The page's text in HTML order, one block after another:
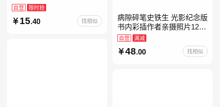
自营 限时抢
15.40 找相似
病隙碎笔史铁生 光影纪念版
书内彩插作者亲摄照片12幅
史铁生充满灵性光辉的生命
自营 满减
48.00 找相似